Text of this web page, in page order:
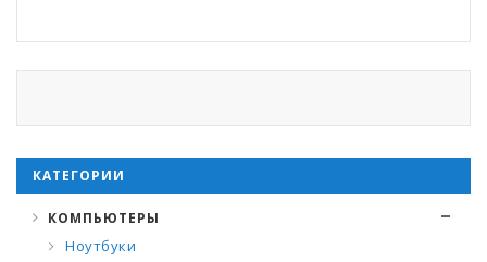
КАТЕГОРИИ
КОМПЬЮТЕРЫ
Ноутбуки